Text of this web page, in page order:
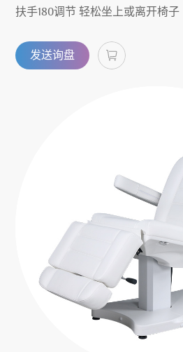
扶手180调节 轻松坐上或离开椅子
发送询盘